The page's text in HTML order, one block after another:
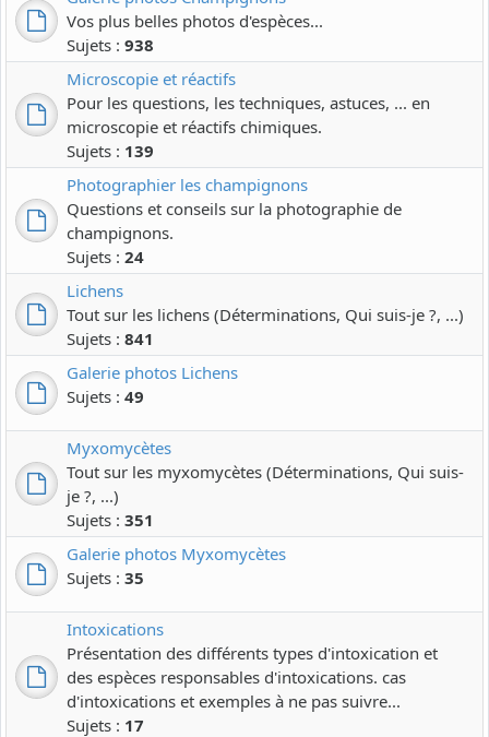
Vos plus belles photos d'espèces...
Sujets : 938
Microscopie et réactifs
Pour les questions, les techniques, astuces, ... en
microscopie et réactifs chimiques.
Sujets : 139
Photographier les champignons
Questions et conseils sur la photographie de
champignons.
Sujets : 24
Lichens
Tout sur les lichens (Déterminations, Qui suis-je ?, ...)
Sujets : 841
Galerie photos Lichens
Sujets : 49
Myxomycètes
Tout sur les myxomycètes (Déterminations, Qui suis-
je ?, ...)
Sujets : 351
Galerie photos Myxomycètes
Sujets : 35
Intoxications
Présentation des différents types d'intoxication et
des espèces responsables d'intoxications. cas
d'intoxications et exemples à ne pas suivre...
Sujets : 17